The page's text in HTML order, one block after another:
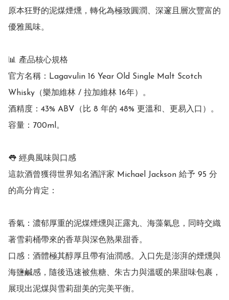
原本狂野的泥煤煙燻，轉化為極致圓潤、深邃且層次豐富的
優雅風味。
📊 產品核心規格
官方名稱：Lagavulin 16 Year Old Single Malt Scotch
Whisky（樂加維林 / 拉加維林 16年）。
酒精度：43% ABV（比 8 年的 48% 更溫和、更易入口）。
容量：700ml。
👅 經典風味與口感
這款酒曾獲得世界知名酒評家 Michael Jackson 給予 95 分
的高分肯定：
香氣：濃郁厚重的泥煤煙燻與正露丸、海藻氣息，同時交織
著雪莉桶帶來的香草與深色熟果甜香。
口感：酒體極其醇厚且帶有油潤感。入口先是澎湃的煙燻與
海鹽鹹感，隨後迅速被焦糖、朱古力與溫暖的果甜味包裹，
展現出泥煤與雪莉甜美的完美平衡。